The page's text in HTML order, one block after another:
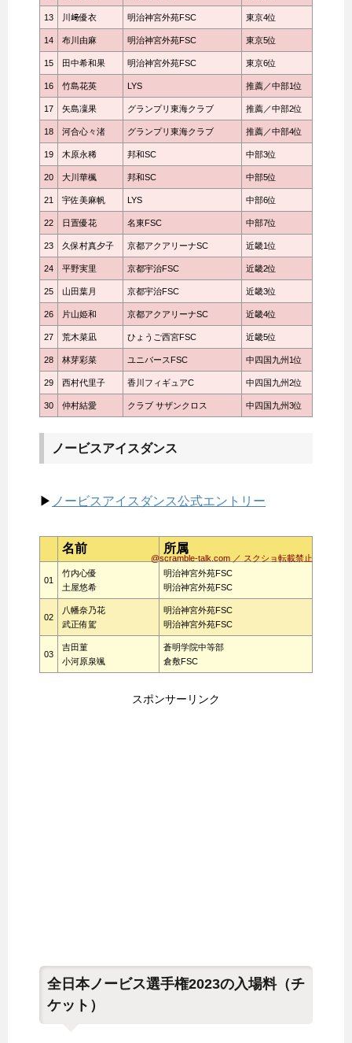
13 川﨑優衣 明治神宮外苑FSC 東京4位
14 布川由麻 明治神宮外苑FSC 東京5位
15 田中希和果 明治神宮外苑FSC 東京6位
16 竹島花英 LYS 推薦／中部1位
17 矢島凜果 グランプリ東海クラブ 推薦／中部2位
18 河合心々渚 グランプリ東海クラブ 推薦／中部4位
19 木原永稀 邦和SC 中部3位
20 大川華楓 邦和SC 中部5位
21 宇佐美麻帆 LYS 中部6位
22 日置優花 名東FSC 中部7位
23 久保村真夕子 京都アクアリーナSC 近畿1位
24 平野実里 京都宇治FSC 近畿2位
25 山田葉月 京都宇治FSC 近畿3位
26 片山姫和 京都アクアリーナSC 近畿4位
27 荒木菜凪 ひょうご西宮FSC 近畿5位
28 林芽彩菜 ユニバースFSC 中四国九州1位
29 西村代里子 香川フィギュアC 中四国九州2位
30 仲村結愛 クラブ サザンクロス 中四国九州3位
ノービスアイスダンス
▶ ノービスアイスダンス公式エントリー
@scramble-talk.com ／ スクショ転載禁止
名前 所属
01
竹内心優
土屋悠希
明治神宮外苑FSC
明治神宮外苑FSC
02
八幡奈乃花
武正侑駕
明治神宮外苑FSC
明治神宮外苑FSC
03
吉田菫
小河原泉颯
蒼明学院中等部
倉敷FSC
スポンサーリンク
全日本ノービス選手権2023の入場料（チ
ケット）